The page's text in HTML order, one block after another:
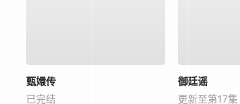
甄嬛传
已完结
御廷谣
更新至第17集